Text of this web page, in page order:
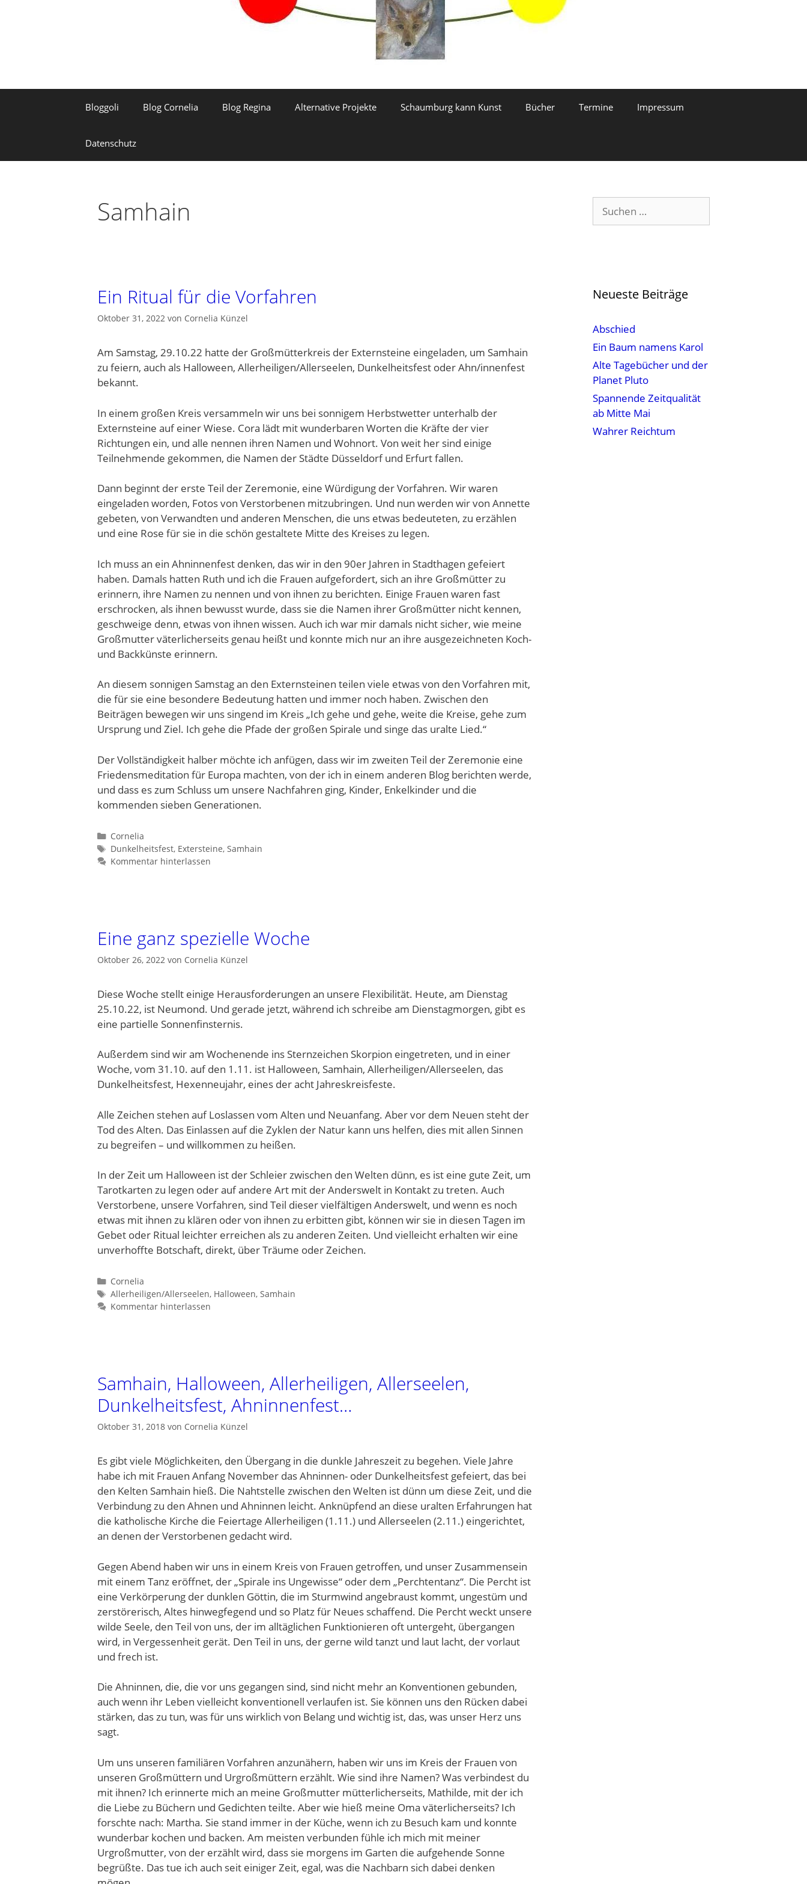
Bloggoli Blog Cornelia Blog Regina Alternative Projekte Schaumburg kann Kunst Bücher Termine Impressum
Datenschutz
Samhain
Ein Ritual für die Vorfahren
Oktober 31, 2022 von Cornelia Künzel
Am Samstag, 29.10.22 hatte der Großmütterkreis der Externsteine eingeladen, um Samhain
zu feiern, auch als Halloween, Allerheiligen/Allerseelen, Dunkelheitsfest oder Ahn/innenfest
bekannt.
In einem großen Kreis versammeln wir uns bei sonnigem Herbstwetter unterhalb der
Externsteine auf einer Wiese. Cora lädt mit wunderbaren Worten die Kräfte der vier
Richtungen ein, und alle nennen ihren Namen und Wohnort. Von weit her sind einige
Teilnehmende gekommen, die Namen der Städte Düsseldorf und Erfurt fallen.
Dann beginnt der erste Teil der Zeremonie, eine Würdigung der Vorfahren. Wir waren
eingeladen worden, Fotos von Verstorbenen mitzubringen. Und nun werden wir von Annette
gebeten, von Verwandten und anderen Menschen, die uns etwas bedeuteten, zu erzählen
und eine Rose für sie in die schön gestaltete Mitte des Kreises zu legen.
Ich muss an ein Ahninnenfest denken, das wir in den 90er Jahren in Stadthagen gefeiert
haben. Damals hatten Ruth und ich die Frauen aufgefordert, sich an ihre Großmütter zu
erinnern, ihre Namen zu nennen und von ihnen zu berichten. Einige Frauen waren fast
erschrocken, als ihnen bewusst wurde, dass sie die Namen ihrer Großmütter nicht kennen,
geschweige denn, etwas von ihnen wissen. Auch ich war mir damals nicht sicher, wie meine
Großmutter väterlicherseits genau heißt und konnte mich nur an ihre ausgezeichneten Koch-
und Backkünste erinnern.
An diesem sonnigen Samstag an den Externsteinen teilen viele etwas von den Vorfahren mit,
die für sie eine besondere Bedeutung hatten und immer noch haben. Zwischen den
Beiträgen bewegen wir uns singend im Kreis „Ich gehe und gehe, weite die Kreise, gehe zum
Ursprung und Ziel. Ich gehe die Pfade der großen Spirale und singe das uralte Lied.“
Der Vollständigkeit halber möchte ich anfügen, dass wir im zweiten Teil der Zeremonie eine
Friedensmeditation für Europa machten, von der ich in einem anderen Blog berichten werde,
und dass es zum Schluss um unsere Nachfahren ging, Kinder, Enkelkinder und die
kommenden sieben Generationen.
Kategorien
Cornelia
Schlagwörter
Dunkelheitsfest, Extersteine, Samhain
Kommentar hinterlassen
Eine ganz spezielle Woche
Oktober 26, 2022 von Cornelia Künzel
Diese Woche stellt einige Herausforderungen an unsere Flexibilität. Heute, am Dienstag
25.10.22, ist Neumond. Und gerade jetzt, während ich schreibe am Dienstagmorgen, gibt es
eine partielle Sonnenfinsternis.
Außerdem sind wir am Wochenende ins Sternzeichen Skorpion eingetreten, und in einer
Woche, vom 31.10. auf den 1.11. ist Halloween, Samhain, Allerheiligen/Allerseelen, das
Dunkelheitsfest, Hexenneujahr, eines der acht Jahreskreisfeste.
Alle Zeichen stehen auf Loslassen vom Alten und Neuanfang. Aber vor dem Neuen steht der
Tod des Alten. Das Einlassen auf die Zyklen der Natur kann uns helfen, dies mit allen Sinnen
zu begreifen – und willkommen zu heißen.
In der Zeit um Halloween ist der Schleier zwischen den Welten dünn, es ist eine gute Zeit, um
Tarotkarten zu legen oder auf andere Art mit der Anderswelt in Kontakt zu treten. Auch
Verstorbene, unsere Vorfahren, sind Teil dieser vielfältigen Anderswelt, und wenn es noch
etwas mit ihnen zu klären oder von ihnen zu erbitten gibt, können wir sie in diesen Tagen im
Gebet oder Ritual leichter erreichen als zu anderen Zeiten. Und vielleicht erhalten wir eine
unverhoffte Botschaft, direkt, über Träume oder Zeichen.
Kategorien
Cornelia
Schlagwörter
Allerheiligen/Allerseelen, Halloween, Samhain
Kommentar hinterlassen
Samhain, Halloween, Allerheiligen, Allerseelen,
Dunkelheitsfest, Ahninnenfest…
Oktober 31, 2018 von Cornelia Künzel
Es gibt viele Möglichkeiten, den Übergang in die dunkle Jahreszeit zu begehen. Viele Jahre
habe ich mit Frauen Anfang November das Ahninnen- oder Dunkelheitsfest gefeiert, das bei
den Kelten Samhain hieß. Die Nahtstelle zwischen den Welten ist dünn um diese Zeit, und die
Verbindung zu den Ahnen und Ahninnen leicht. Anknüpfend an diese uralten Erfahrungen hat
die katholische Kirche die Feiertage Allerheiligen (1.11.) und Allerseelen (2.11.) eingerichtet,
an denen der Verstorbenen gedacht wird.
Gegen Abend haben wir uns in einem Kreis von Frauen getroffen, und unser Zusammensein
mit einem Tanz eröffnet, der „Spirale ins Ungewisse“ oder dem „Perchtentanz“. Die Percht ist
eine Verkörperung der dunklen Göttin, die im Sturmwind angebraust kommt, ungestüm und
zerstörerisch, Altes hinwegfegend und so Platz für Neues schaffend. Die Percht weckt unsere
wilde Seele, den Teil von uns, der im alltäglichen Funktionieren oft untergeht, übergangen
wird, in Vergessenheit gerät. Den Teil in uns, der gerne wild tanzt und laut lacht, der vorlaut
und frech ist.
Die Ahninnen, die, die vor uns gegangen sind, sind nicht mehr an Konventionen gebunden,
auch wenn ihr Leben vielleicht konventionell verlaufen ist. Sie können uns den Rücken dabei
stärken, das zu tun, was für uns wirklich von Belang und wichtig ist, das, was unser Herz uns
sagt.
Um uns unseren familiären Vorfahren anzunähern, haben wir uns im Kreis der Frauen von
unseren Großmüttern und Urgroßmüttern erzählt. Wie sind ihre Namen? Was verbindest du
mit ihnen? Ich erinnerte mich an meine Großmutter mütterlicherseits, Mathilde, mit der ich
die Liebe zu Büchern und Gedichten teilte. Aber wie hieß meine Oma väterlicherseits? Ich
forschte nach: Martha. Sie stand immer in der Küche, wenn ich zu Besuch kam und konnte
wunderbar kochen und backen. Am meisten verbunden fühle ich mich mit meiner
Urgroßmutter, von der erzählt wird, dass sie morgens im Garten die aufgehende Sonne
begrüßte. Das tue ich auch seit einiger Zeit, egal, was die Nachbarn sich dabei denken
Suchen
nach:
Neueste Beiträge
Abschied
Ein Baum namens Karol
Alte Tagebücher und der
Planet Pluto
Spannende Zeitqualität
ab Mitte Mai
Wahrer Reichtum